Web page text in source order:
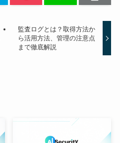
監査ログとは？取得方法か
ら活用方法、管理の注意点
まで徹底解説